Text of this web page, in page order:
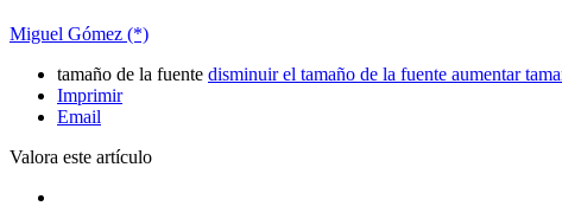
Miguel Gómez (*)
tamaño de la fuente disminuir el tamaño de la fuente aumentar
Imprimir
Email
Valora este artículo